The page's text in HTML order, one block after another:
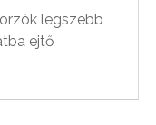
legszebb
ejtő